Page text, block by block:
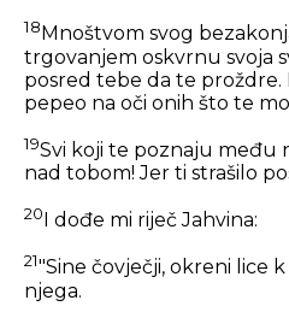
18 Mnoštvom svog
trgovanjem oskvrnu svoja
posred tebe da te
pepeo na oči onih što te
19Svi koji te poznaju među
nad tobom! Jer ti strašilo
20 I dođe mi riječ Jahvina:
21"Sine čovječji, okreni lice
njega.